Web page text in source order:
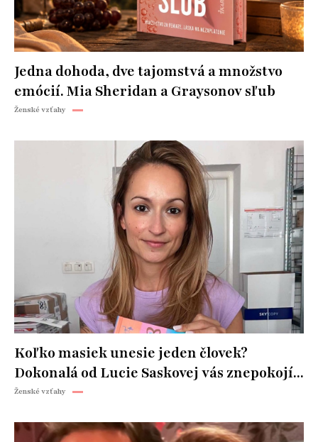
Jedna dohoda, dve tajomstvá a množstvo
emócií. Mia Sheridan a Graysonov sľub
Ženské vzťahy
Koľko masiek unesie jeden človek?
Dokonalá od Lucie Saskovej vás znepokojí...
Ženské vzťahy